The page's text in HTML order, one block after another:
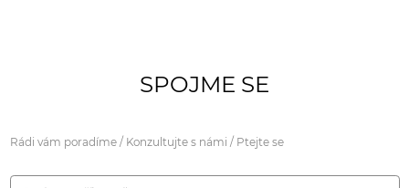
SPOJME SE
Rádi vám poradíme / Konzultujte s námi / Ptejte se